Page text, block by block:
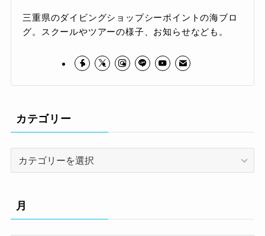
三重県のダイビングショップシーポイントの海ブロ
グ。スクールやツアーの様子、お知らせなども。
カテゴリー
リ
ー
月